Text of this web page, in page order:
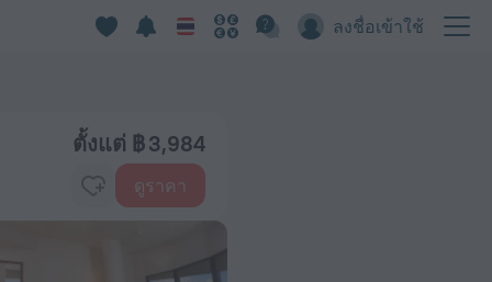
ลงชื่อเข้าใช้
ตั้งแต่ ฿ 3,984
ดูราคา